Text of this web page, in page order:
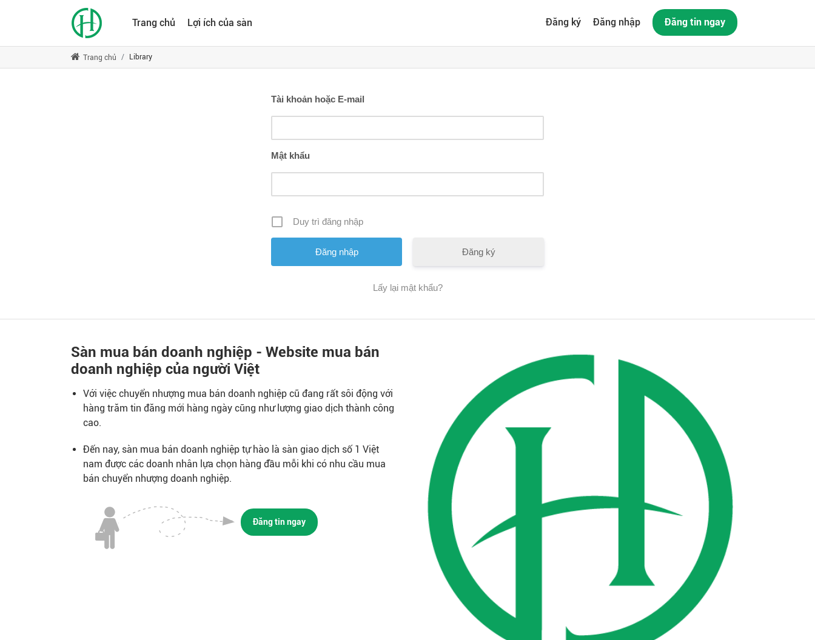
Trang chủ Lợi ích của sàn Đăng ký Đăng nhập Đăng tin ngay
Trang chủ Library
Tài khoản hoặc E-mail
Mật khẩu
Duy trì đăng nhập
Đăng ký
Lấy lại mật khẩu?
Sàn mua bán doanh nghiệp - Website mua bán
doanh nghiệp của người Việt
Với việc chuyển nhượng mua bán doanh nghiệp cũ đang rất sôi động với
hàng trăm tin đăng mới hàng ngày cũng như lượng giao dịch thành công
cao.
Đến nay, sàn mua bán doanh nghiệp tự hào là sàn giao dịch số 1 Việt
nam được các doanh nhân lựa chọn hàng đầu mỗi khi có nhu cầu mua
bán chuyển nhượng doanh nghiệp.
Đăng tin ngay